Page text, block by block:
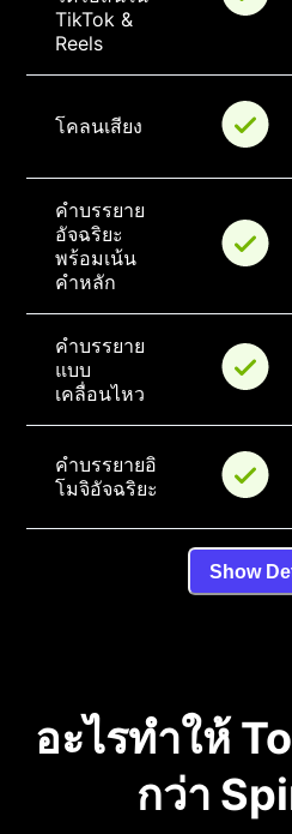
TikTok &
Reels
โคลนเสียง
คำบรรยาย
อัจฉริยะ
พร้อมเน้น
คำหลัก
คำบรรยาย
แบบ
เคลื่อนไหว
คำบรรยายอิ
โมจิอัจฉริยะ
Show
อะไรทำให้
กว่า